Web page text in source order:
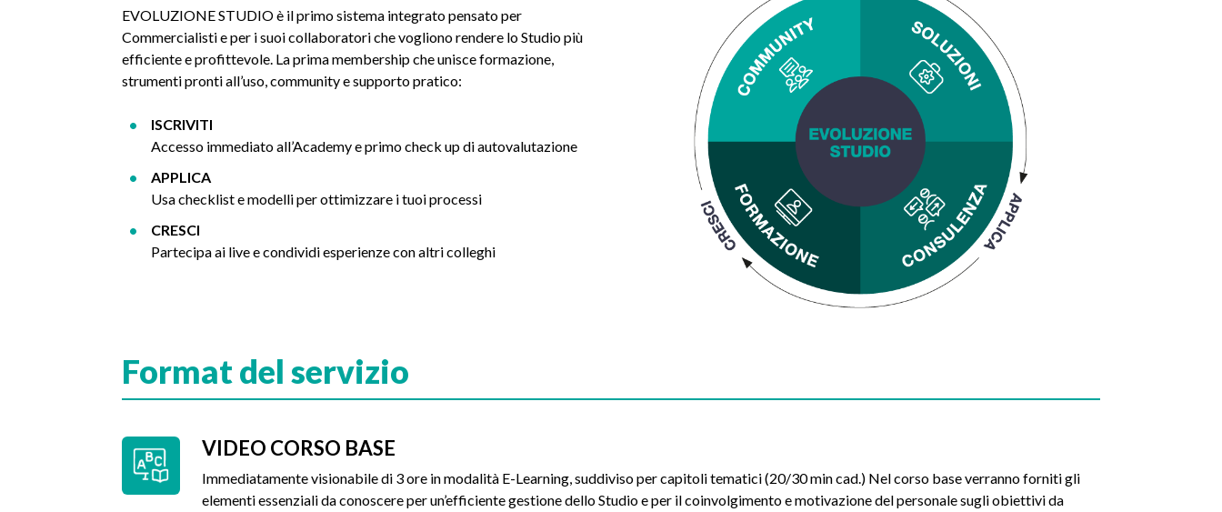
EVOLUZIONE STUDIO è il primo sistema integrato pensato per
Commercialisti e per i suoi collaboratori che vogliono rendere lo Studio più
efficiente e profittevole. La prima membership che unisce formazione,
strumenti pronti all’uso, community e supporto pratico:
ISCRIVITI
Accesso immediato all’Academy e primo check up di autovalutazione
APPLICA
Usa checklist e modelli per ottimizzare i tuoi processi
CRESCI
Partecipa ai live e condividi esperienze con altri colleghi
Format del servizio
VIDEO CORSO BASE
Immediatamente visionabile di 3 ore in modalità E-Learning, suddiviso per capitoli tematici (20/30 min cad.) Nel corso base verranno forniti gli
elementi essenziali da conoscere per un’efficiente gestione dello Studio e per il coinvolgimento e motivazione del personale sugli obiettivi da